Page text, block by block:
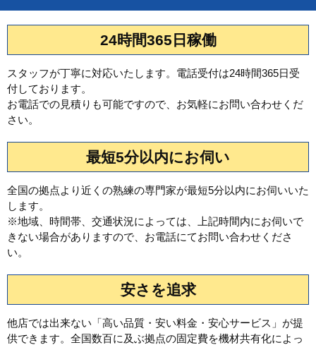
24時間365日稼働
スタッフが丁寧に対応いたします。電話受付は24時間365日受
付しております。
お電話での見積りも可能ですので、お気軽にお問い合わせくだ
さい。
最短5分以内にお伺い
全国の拠点より近くの熟練の専門家が最短5分以内にお伺いいた
します。
※地域、時間帯、交通状況によっては、上記時間内にお伺いで
きない場合がありますので、お電話にてお問い合わせくださ
い。
安さを追求
他店では出来ない「高い品質・安い料金・安心サービス」が提
供できます。全国数百に及ぶ拠点の固定費を機材共有化によっ